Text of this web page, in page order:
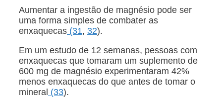
Aumentar a ingestão de magnésio pode ser
uma forma simples de combater as
enxaquecas (31, 32).
Em um estudo de 12 semanas, pessoas com
enxaquecas que tomaram um suplemento de
600 mg de magnésio experimentaram 42%
menos enxaquecas do que antes de tomar o
mineral (33).